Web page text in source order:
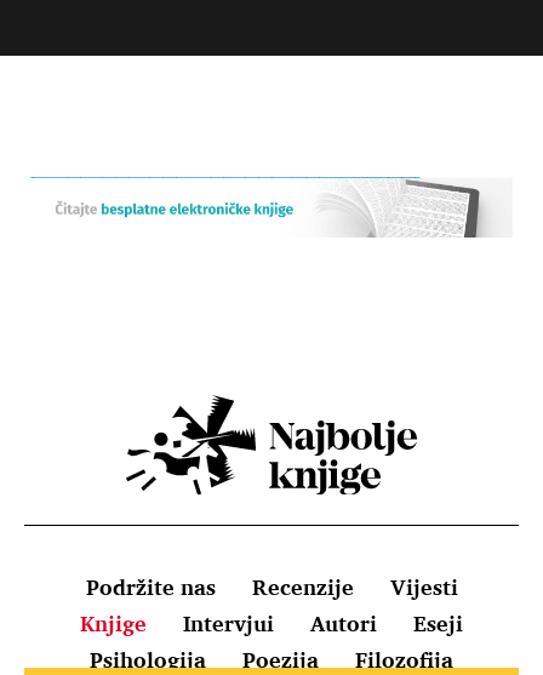
Podržite nas Recenzije
Vijesti
Knjige
Intervjui Autori
Eseji
Psihologija
Poezija Filozofija